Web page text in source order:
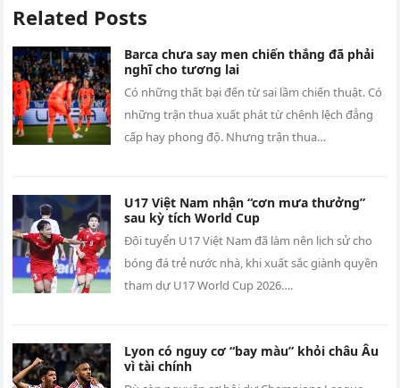
Related Posts
Barca chưa say men chiến thắng đã phải
nghĩ cho tương lai
Có những thất bại đến từ sai lầm chiến thuật. Có
những trận thua xuất phát từ chênh lệch đẳng
cấp hay phong độ. Nhưng trận thua…
U17 Việt Nam nhận “cơn mưa thưởng”
sau kỳ tích World Cup
Đội tuyển U17 Việt Nam đã làm nên lịch sử cho
bóng đá trẻ nước nhà, khi xuất sắc giành quyền
tham dự U17 World Cup 2026….
Lyon có nguy cơ “bay màu” khỏi châu Âu
vì tài chính